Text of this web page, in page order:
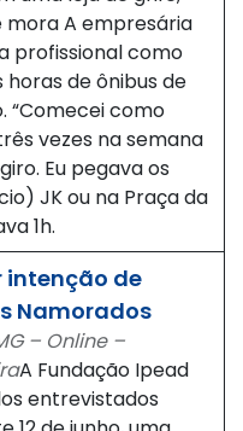
mora A empresária
profissional como
horas de ônibus de
“Comecei como
vezes na semana
Eu pegava os
JK ou na Praça da
1h.
intenção de
Namorados
– Online –
A Fundação Ipead
entrevistados